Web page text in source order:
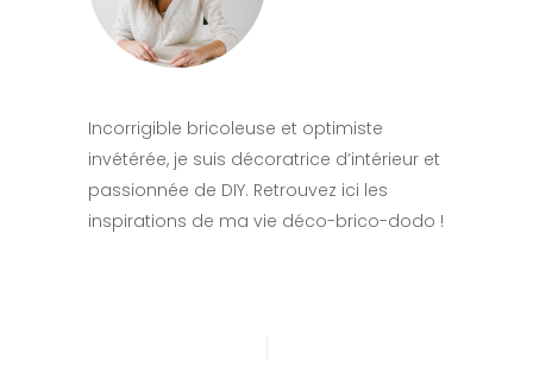
Incorrigible bricoleuse et optimiste
invétérée, je suis décoratrice d’intérieur et
passionnée de DIY. Retrouvez ici les
inspirations de ma vie déco-brico-dodo !